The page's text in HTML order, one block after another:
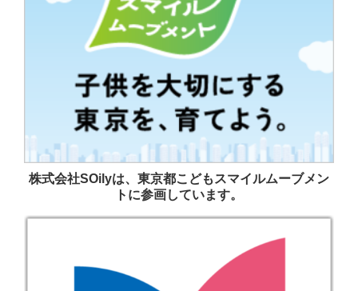
株式会社SOilyは、東京都こどもスマイルムーブメン
トに参画しています。